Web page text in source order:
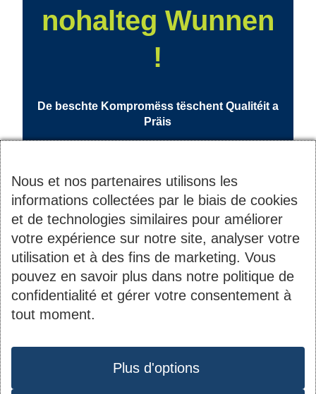
Nous et nos partenaires utilisons les
informations collectées par le biais de cookies
et de technologies similaires pour améliorer
votre expérience sur notre site, analyser votre
utilisation et à des fins de marketing. Vous
pouvez en savoir plus dans notre politique de
confidentialité et gérer votre consentement à
tout moment.
Plus d'options
nohalteg Wunnen
!
De beschte Kompromëss tëschent Qualitéit a
Präis
Informations
du
pied
de
page
Contact
L-1852 Luxembourg
Tél. :44 82 92-1